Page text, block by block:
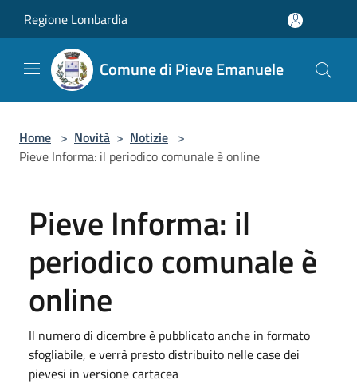
Regione Lombardia
Comune di Pieve Emanuele
Home > Novità > Notizie >
Pieve Informa: il periodico comunale è online
Pieve Informa: il
periodico comunale è
online
Il numero di dicembre è pubblicato anche in formato
sfogliabile, e verrà presto distribuito nelle case dei
pievesi in versione cartacea